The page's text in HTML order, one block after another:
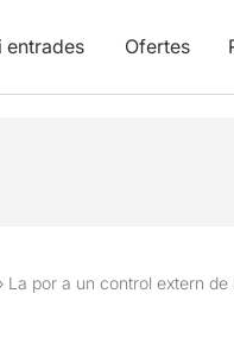
entrades Ofertes
La por a un control extern de